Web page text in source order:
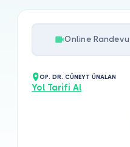
Online Randevu
OP. DR. CÜNEYT ÜNALAN
Yol Tarifi Al